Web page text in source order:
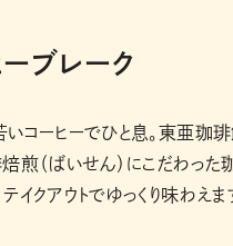
ーブレーク
いコーヒーでひと息。東亜
煎（ばいせん）にこだわっ
イクアウトでゆっくり味わえま